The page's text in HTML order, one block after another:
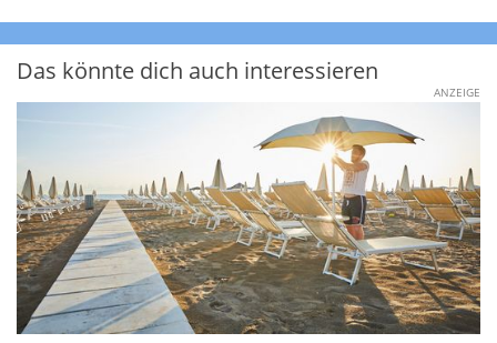
Das könnte dich auch interessieren
ANZEIGE